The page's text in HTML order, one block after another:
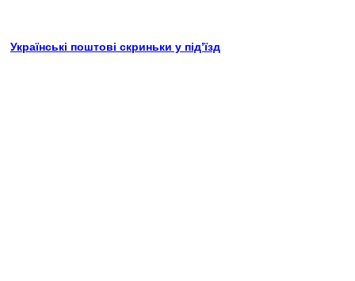
Українські поштові скриньки у під’їзд